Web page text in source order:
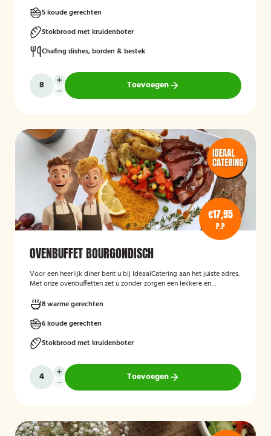
5 koude gerechten
Stokbrood met kruidenboter
Chafing dishes, borden & bestek
Toevoegen
€17,95
P.P
OVENBUFFET BOURGONDISCH
Voor een heerlijk diner bent u bij IdeaalCatering aan het juiste adres.
Met onze ovenbuffetten zet u zonder zorgen een lekkere en
personen is een ovenbuffet Ideaal!
8 warme gerechten
6 koude gerechten
Stokbrood met kruidenboter
Toevoegen